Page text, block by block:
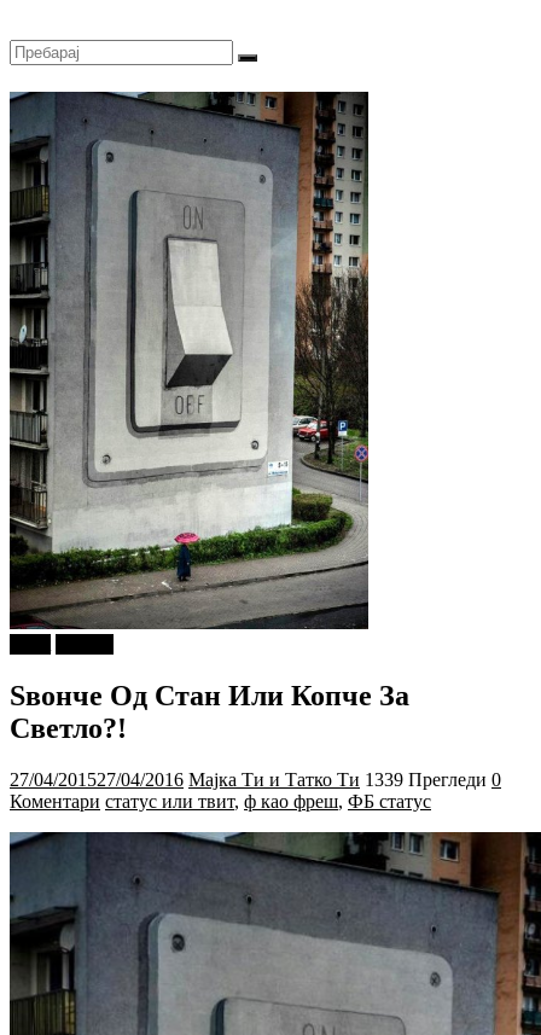
Sвонче Од Стан Или Копче За
Светло?!
27/04/201527/04/2016 Мајка Ти и Татко Ти 1339 Прегледи 0
Коментари статус или твит, ф као фреш, ФБ статус